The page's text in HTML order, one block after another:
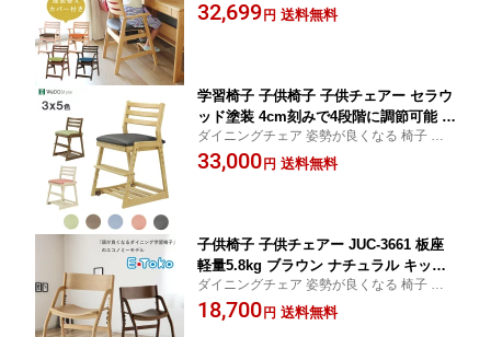
整 姿勢・集中力UP 子供チェア 子供椅
こ良い ダイニングチェア いす イス ダイニ
ングチェアー おしゃれ 子供椅子 リビング
32,699 円 送料無料
学習椅子 子供椅子 子供チェアー セラウ
ッド塗装 4cm刻みで4段階に調節可能 板
座 軽量5.8kg ブラウン ナチュラル キッ
ズチェア ダイニング学習チェア 学習チ
ダイニングチェア 姿勢が良くなる 椅子 ダ
イニングチェア おしゃれ 5歳から使える高
さ調節 学習椅子 正しい姿勢で勉強 リビン
33,000 円 送料無料
子供椅子 子供チェアー JUC-3661 板座
軽量5.8kg ブラウン ナチュラル キッズ
チェア ダイニング学習チェア 学習椅子
学習チェア 天然木 E・TOKO E-Toko Q
ダイニングチェア 姿勢が良くなる 椅子 ダ
イニングチェア おしゃれ 5歳から使える高
さ調節できる学習椅子 正しい姿勢で勉強 ダ
18,700 円 送料無料